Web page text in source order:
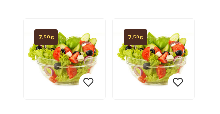
7 ,50€ 7 ,50€